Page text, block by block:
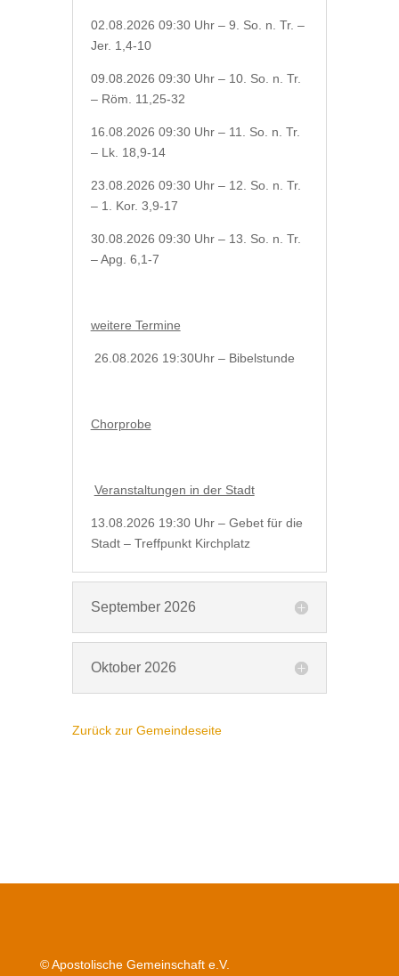
02.08.2026 09:30 Uhr – 9. So. n. Tr. –
Jer. 1,4-10
09.08.2026 09:30 Uhr – 10. So. n. Tr.
– Röm. 11,25-32
16.08.2026 09:30 Uhr – 11. So. n. Tr.
– Lk. 18,9-14
23.08.2026 09:30 Uhr – 12. So. n. Tr.
– 1. Kor. 3,9-17
30.08.2026 09:30 Uhr – 13. So. n. Tr.
– Apg. 6,1-7
weitere Termine
26.08.2026 19:30Uhr – Bibelstunde
Chorprobe
Veranstaltungen in der Stadt
13.08.2026 19:30 Uhr – Gebet für die
Stadt – Treffpunkt Kirchplatz
September 2026
Oktober 2026
Zurück zur Gemeindeseite
© Apostolische Gemeinschaft e.V.